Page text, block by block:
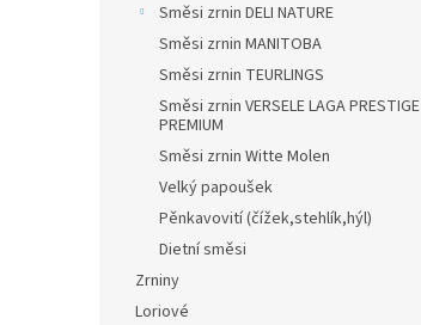
Směsi zrnin DELI NATURE
Směsi zrnin MANITOBA
Směsi zrnin TEURLINGS
Směsi zrnin VERSELE LAGA PRESTIGE
PREMIUM
Směsi zrnin Witte Molen
Velký papoušek
Pěnkavovití (čížek,stehlík,hýl)
Dietní směsi
Zrniny
Loriové